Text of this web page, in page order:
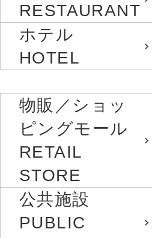
RESTAURANT
ホテル
HOTEL
物販／ショッ
ピングモール
RETAIL
STORE
公共施設
PUBLIC